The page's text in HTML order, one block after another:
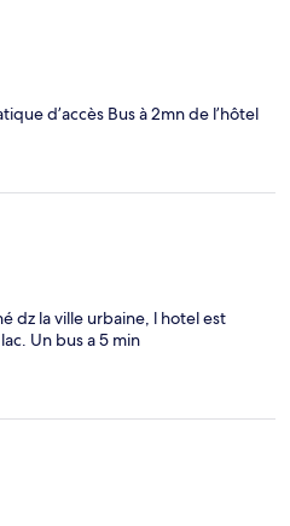
d’accès Bus à 2mn de l’hôtel
dz la ville urbaine, l hotel est
Un bus a 5 min